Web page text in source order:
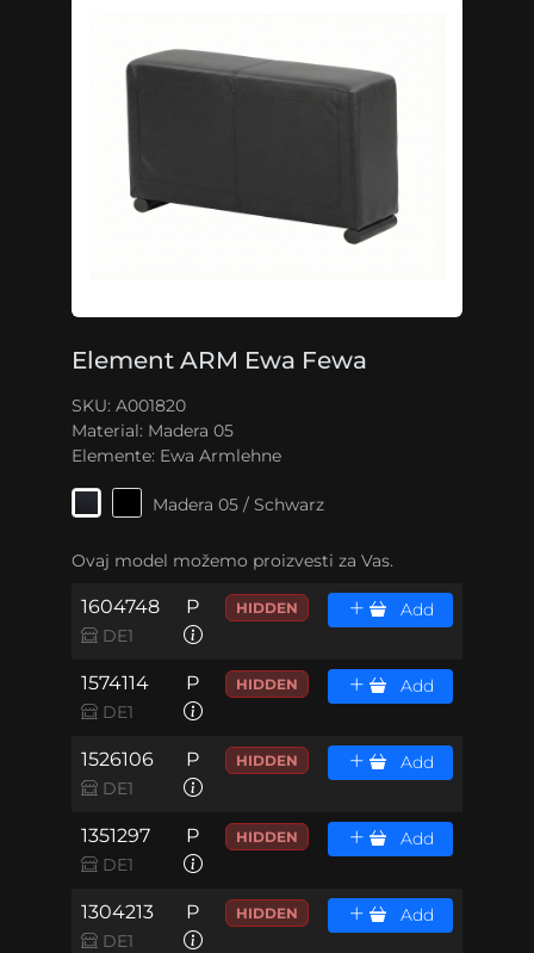
Element ARM Ewa Fewa
SKU: A001820
Material: Madera 05
Elemente: Ewa Armlehne
Madera 05 / Schwarz
Ovaj model možemo proizvesti za Vas.
1604748
DE1
P HIDDEN Add
1574114
DE1
P HIDDEN Add
1526106
DE1
P HIDDEN Add
1351297
DE1
P HIDDEN Add
1304213
DE1
P HIDDEN Add